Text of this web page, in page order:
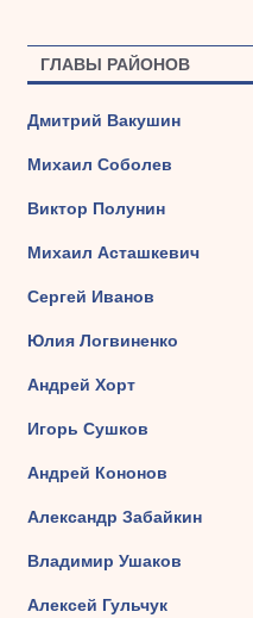
ГЛАВЫ РАЙОНОВ
Дмитрий Вакушин
Михаил Соболев
Виктор Полунин
Михаил Асташкевич
Сергей Иванов
Юлия Логвиненко
Андрей Хорт
Игорь Сушков
Андрей Кононов
Александр Забайкин
Владимир Ушаков
Алексей Гульчук